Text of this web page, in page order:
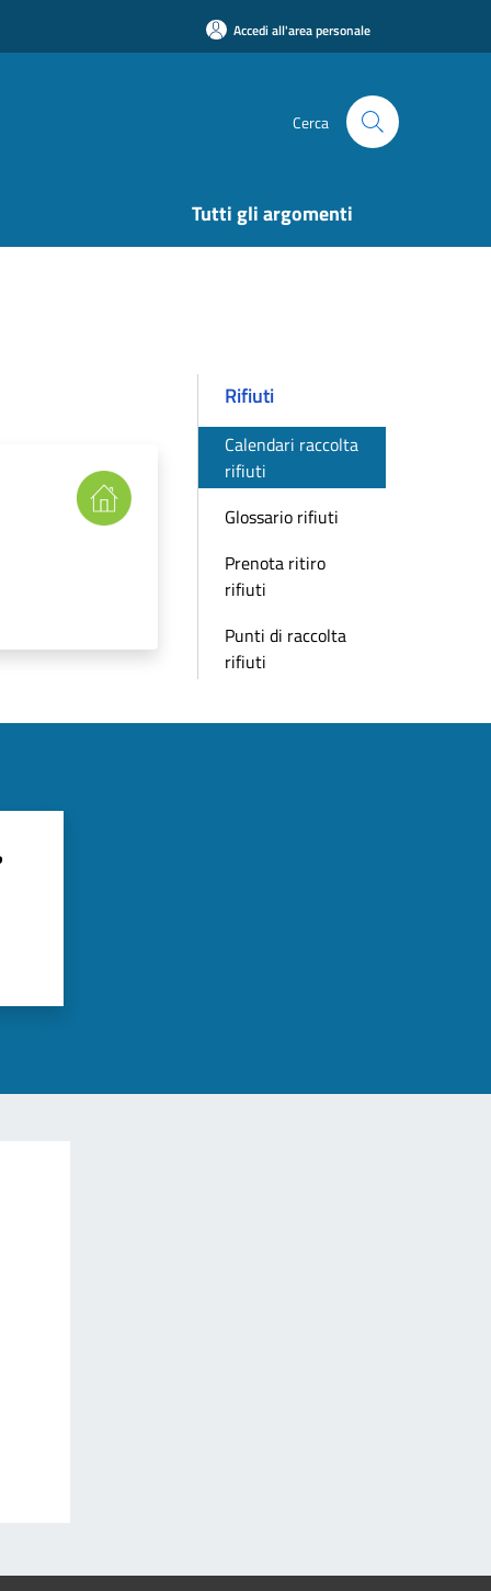
Accedi all'area personale
Cerca
Tutti gli argomenti
Rifiuti
Calendari raccolta
rifiuti
Glossario rifiuti
Prenota ritiro
rifiuti
Punti di raccolta
rifiuti